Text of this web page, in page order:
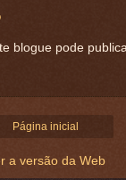
blogue pode
Página inicial
a versão da Web